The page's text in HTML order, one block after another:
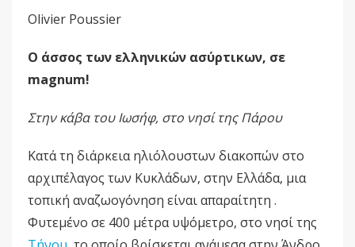
Olivier Poussier
Ο άσσος των ελληνικών ασύρτικων, σε
magnum!
Στην κάβα του Ιωσήφ, στο νησί της Πάρου
Κατά τη διάρκεια ηλιόλουστων διακοπών στο
αρχιπέλαγος των Κυκλάδων, στην Ελλάδα, μια
τοπική αναζωογόνηση είναι απαραίτητη .
Φυτεμένο σε 400 μέτρα υψόμετρο, στο νησί της